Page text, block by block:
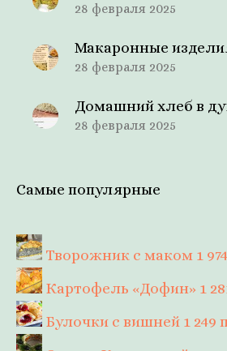
28 февраля 2025
Макаронные
28 февраля 2025
Домашний хлеб в
28 февраля 2025
Самые популярные
Творожник с маком 1
Картофель «Дофин» 1
Булочки с вишней 1 249